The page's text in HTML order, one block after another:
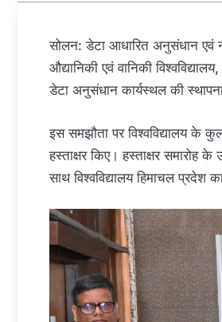
सोलन: डेटा आधारित अनुसंधान एवं
औद्यानिकी एवं वानिकी
डेटा अनुसंधान कार्यस्थल की
इस समझौता पर विश्वविद्यालय के
हस्ताक्षर किए। हस्ताक्षर समारोह
साथ विश्वविद्यालय हिमाचल